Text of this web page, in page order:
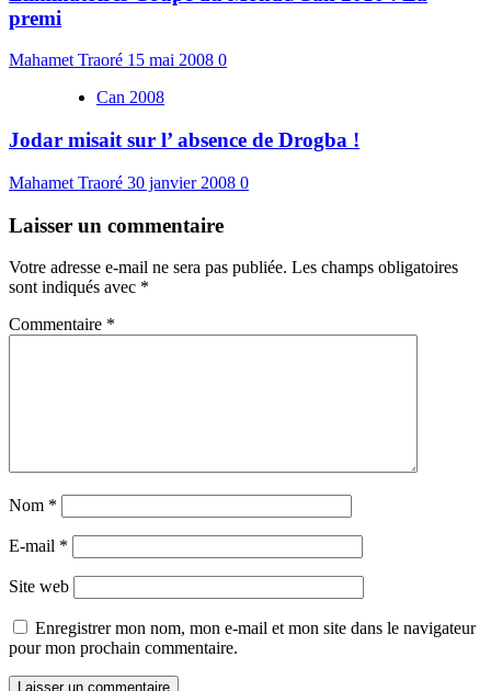
premi
Mahamet Traoré 15 mai 2008 0
Can 2008
Jodar misait sur l’ absence de Drogba !
Mahamet Traoré 30 janvier 2008 0
Laisser un commentaire
Votre adresse e-mail ne sera pas publiée. Les champs obligatoires
sont indiqués avec *
Commentaire *
Nom *
E-mail *
Site web
Enregistrer mon nom, mon e-mail et mon site dans le navigateur
pour mon prochain commentaire.